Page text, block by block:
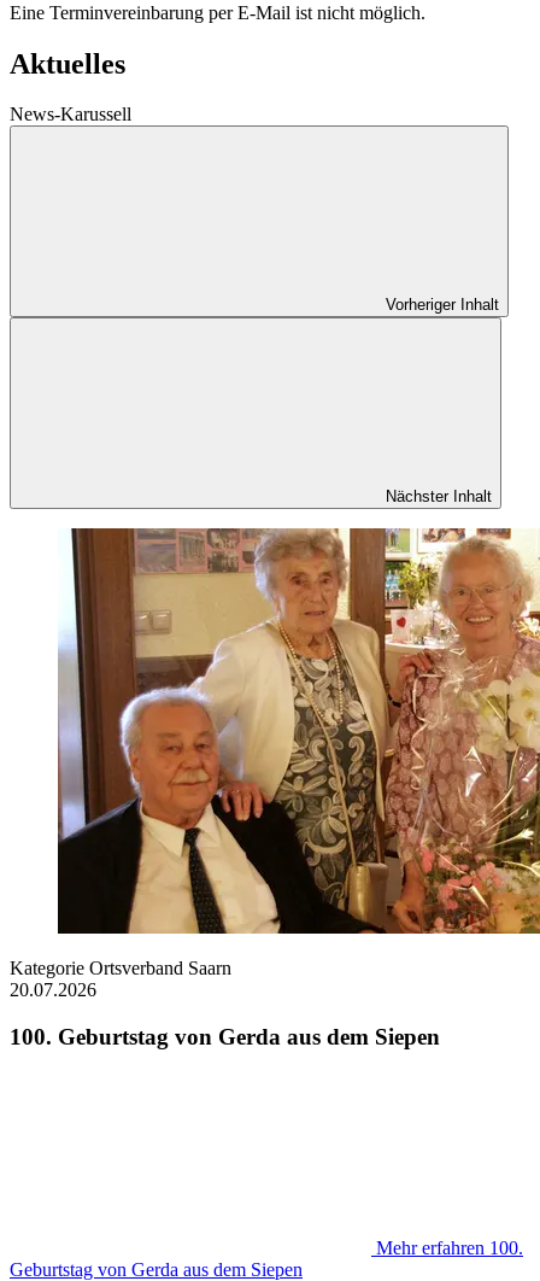
Eine Terminvereinbarung per E-Mail ist nicht möglich.
Aktuelles
News-Karussell
Vorheriger Inhalt
Nächster Inhalt
Kategorie Ortsverband Saarn
20.07.2026
100. Geburtstag von Gerda aus dem Siepen
Mehr erfahren 100.
Geburtstag von Gerda aus dem Siepen